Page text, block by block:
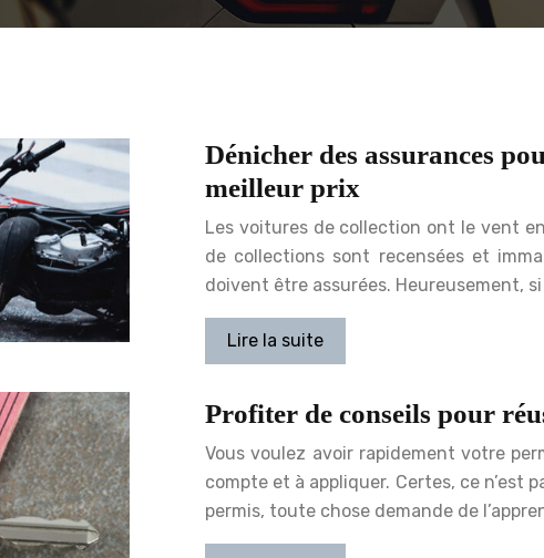
Dénicher des assurances
meilleur prix
Les voitures de collection ont le vent
de collections sont recensées et
doivent être assurées. Heureusement,
Lire la suite
Profiter de conseils pour
Vous voulez avoir rapidement votre
compte et à appliquer. Certes, ce n’est
permis, toute chose demande de